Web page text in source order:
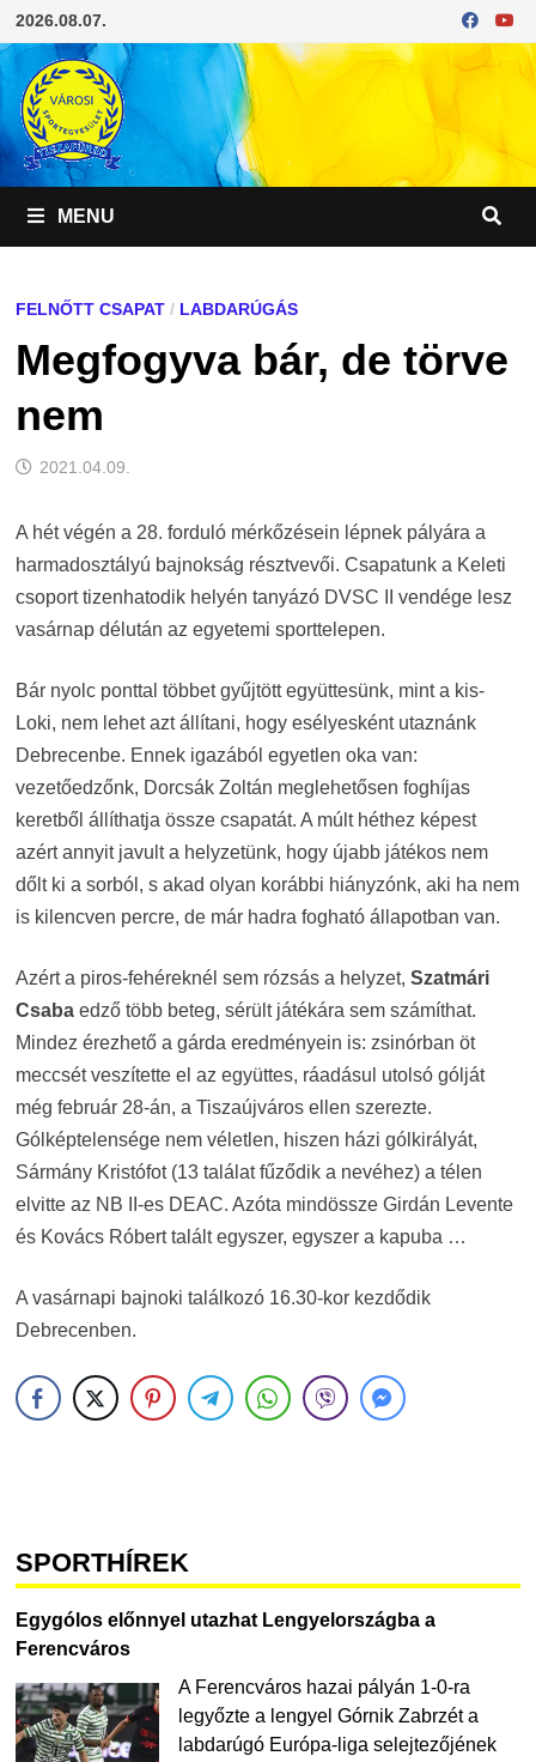
Skip
to
content
2026.08.07.
MENU
FELNŐTT CSAPAT/ LABDARÚGÁS
Megfogyva bár, de törve
nem
2021.04.09.
A hét végén a 28. forduló mérkőzésein lépnek pályára a
harmadosztályú bajnokság résztvevői. Csapatunk a Keleti
csoport tizenhatodik helyén tanyázó DVSC II vendége lesz
vasárnap délután az egyetemi sporttelepen.
Bár nyolc ponttal többet gyűjtött együttesünk, mint a kis-
Loki, nem lehet azt állítani, hogy esélyesként utaznánk
Debrecenbe. Ennek igazából egyetlen oka van:
vezetőedzőnk, Dorcsák Zoltán meglehetősen foghíjas
keretből állíthatja össze csapatát. A múlt héthez képest
azért annyit javult a helyzetünk, hogy újabb játékos nem
dőlt ki a sorból, s akad olyan korábbi hiányzónk, aki ha nem
is kilencven percre, de már hadra fogható állapotban van.
Azért a piros-fehéreknél sem rózsás a helyzet, Szatmári
Csabaedző több beteg, sérült játékára sem számíthat.
Mindez érezhető a gárda eredményein is: zsinórban öt
meccsét veszítette el az együttes, ráadásul utolsó gólját
még február 28-án, a Tiszaújváros ellen szerezte.
Gólképtelensége nem véletlen, hiszen házi gólkirályát,
Sármány Kristófot (13 találat fűződik a nevéhez) a télen
elvitte az NB II-es DEAC. Azóta mindössze Girdán Levente
és Kovács Róbert talált egyszer, egyszer a kapuba …
A vasárnapi bajnoki találkozó 16.30-kor kezdődik
Debrecenben.
SPORTHÍREK
Egygólos előnnyel utazhat Lengyelországba a
Ferencváros
A Ferencváros hazai pályán 1-0-ra
legyőzte a lengyel Górnik Zabrzét a
labdarúgó Európa-liga selejtezőjének